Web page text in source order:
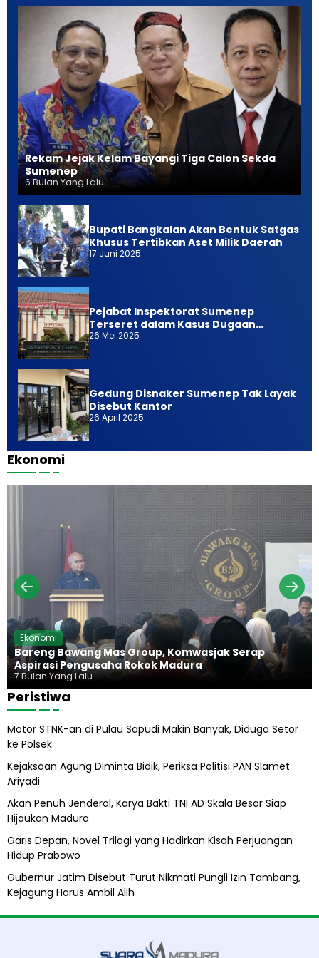
Rekam Jejak Kelam Bayangi Tiga Calon Sekda
Sumenep
6 Bulan Yang Lalu
Bupati Bangkalan Akan Bentuk Satgas
Khusus Tertibkan Aset Milik Daerah
17 Juni 2025
Pejabat Inspektorat Sumenep
Terseret dalam Kasus Dugaan
Pemerasan
26 Mei 2025
Gedung Disnaker Sumenep Tak Layak
Disebut Kantor
26 April 2025
Ekonomi
Ekonomi
Bareng Bawang Mas Group, Komwasjak Serap
Aspirasi Pengusaha Rokok Madura
7 Bulan Yang Lalu
Peristiwa
Motor STNK-an di Pulau Sapudi Makin Banyak, Diduga Setor
ke Polsek
Kejaksaan Agung Diminta Bidik, Periksa Politisi PAN Slamet
Ariyadi
Akan Penuh Jenderal, Karya Bakti TNI AD Skala Besar Siap
Hijaukan Madura
Garis Depan, Novel Trilogi yang Hadirkan Kisah Perjuangan
Hidup Prabowo
Gubernur Jatim Disebut Turut Nikmati Pungli Izin Tambang,
Kejagung Harus Ambil Alih